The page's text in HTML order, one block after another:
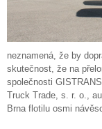
neznamená, že by
skutečnost, že na
společnosti
Truck Trade, s. r. o.,
Brna flotilu osmi